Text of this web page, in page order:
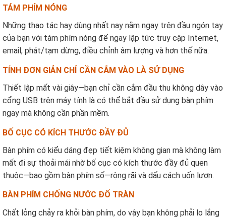
TÁM PHÍM NÓNG
Những thao tác hay dùng nhất nay nằm ngay trên đầu ngón tay
của bạn với tám phím nóng để ngay lập tức truy cập Internet,
email, phát/tạm dừng, điều chỉnh âm lượng và hơn thế nữa.
TÍNH ĐƠN GIẢN CHỈ CẦN CẮM VÀO LÀ SỬ DỤNG
Thiết lập mất vài giây—bạn chỉ cần cắm đầu thu không dây vào
cổng USB trên máy tính là có thể bắt đầu sử dụng bàn phím
ngay mà không cần phần mềm.
BỐ CỤC CÓ KÍCH THƯỚC ĐẦY ĐỦ
Bàn phím có kiểu dáng đẹp tiết kiệm không gian mà không làm
mất đi sự thoải mái nhờ bố cục có kích thước đầy đủ quen
thuộc—bao gồm bàn phím số—rộng rãi và dấu cách uốn lượn.
BÀN PHÍM CHỐNG NƯỚC ĐỔ TRÀN
Chất lỏng chảy ra khỏi bàn phím, do vậy bạn không phải lo lắng